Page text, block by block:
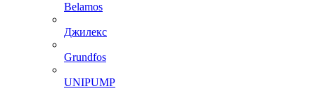
Belamos
Джилекс
Grundfos
UNIPUMP